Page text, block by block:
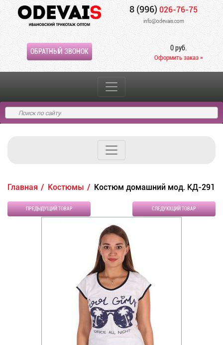
8 (996) 026-76-75
info@odevais.com
ОБРАТНЫЙ ЗВОНОК 0 руб.
Оформить заказ »
Главная Костюмы Костюм домашний мод. КД-291
ПРЕДЫДУЩИЙ ТОВАР СЛЕДУЮЩИЙ ТОВАР